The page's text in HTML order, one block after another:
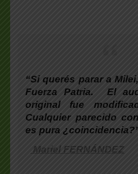
“Si querés parar a
Fuerza Patria.
El
original fue
Cualquier parecido
es pura
Mariel FERNÁNDEZ